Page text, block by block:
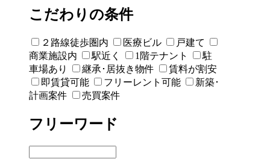
こだわりの条件
２路線徒歩圏内 医療ビル
戸建て
商業施設内
駅近く 1階テナント
駐
車場あり
継承･居抜き物件
賃料が割安
即賃貸可能
フリーレント可能
新築･
計画案件
売買案件
フリーワード